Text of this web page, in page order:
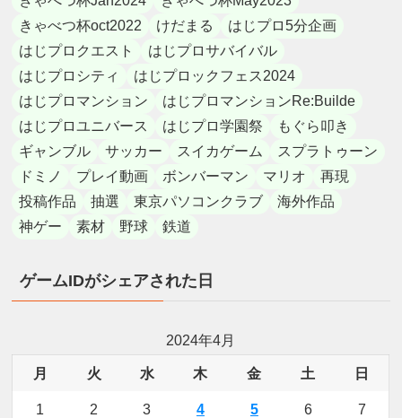
きゃべつ杯oct2022
けだまる
はじプロ5分企画
はじプロクエスト
はじプロサバイバル
はじプロシティ
はじプロックフェス2024
はじプロマンション
はじプロマンションRe:Builde
はじプロユニバース
はじプロ学園祭
もぐら叩き
ギャンブル
サッカー スイカゲーム
スプラトゥーン
ドミノ
プレイ動画 ボンバーマン マリオ
再現
投稿作品
抽選 東京パソコンクラブ
海外作品
神ゲー
素材 野球 鉄道
ゲームIDがシェアされた日
2024年4月
月 火 水 木 金 土 日
1 2 3 4 5 6 7